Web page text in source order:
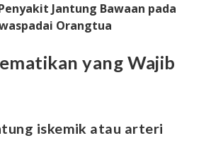
Jantung Bawaan pada
Orangtua
yang Wajib
iskemik atau arteri